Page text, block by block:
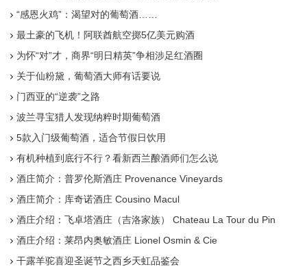
“感恩火鸡”：渴望对的葡萄酒……
最土豪的飞机！阿联酋航空掷5亿美元购酒
为怀“对”才，商界“明日精英”争相涉足红酒圈
关于仙粉黛，葡萄酒大师有话要说
门西亚的“逆袭”之路
波兰寻宝猎人发现纳粹时期葡萄酒
5款入门级葡萄酒，适合节假日饮用
有机种植到底行不行？看新西兰酿酒师们怎么说
酒庄简介：普罗伦斯酒庄 Provenance Vineyards
酒庄简介：库奇诺酒庄 Cousino Macul
酒庄介绍：飞卓塔酒庄（吉洛家族） Chateau La Tour du Pin
酒庄介绍：莱昂内奥敏酒庄 Lionel Osmin & Cie
干露羊驼喜迎圣诞节之西乡天虹品鉴会